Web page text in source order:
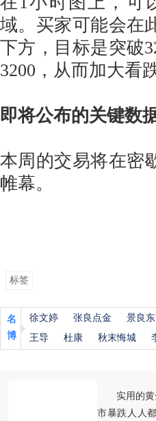
域。买家可能会在
下方，目标是突破
3200，从而加大看
即将公布的关键数
本周的交易将在密
帷幕。
标签
名
博
徐文婷 张良点金 景良东
王导
杜康 秋末悔城
实用的
市暴跌人人